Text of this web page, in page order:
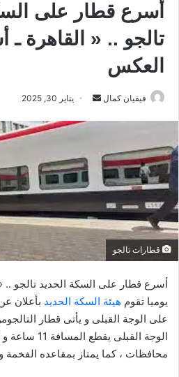
أسرع قطار على
تالجو .. « القاهرة ـ
العكس
فيفيان كمال
ر
د
ا
إ
ك
ت
يناير 30, 2025
قطارات تالجو
أسرع قطار على السكة الحديد تالجو ..
يوميا تقوم هيئة السكة الحديد بأعلان
على الوجة القبلى و يأتى قطار
الوجة القبلى
محافظات ،كما يمتاز بمقاعده الفخمة